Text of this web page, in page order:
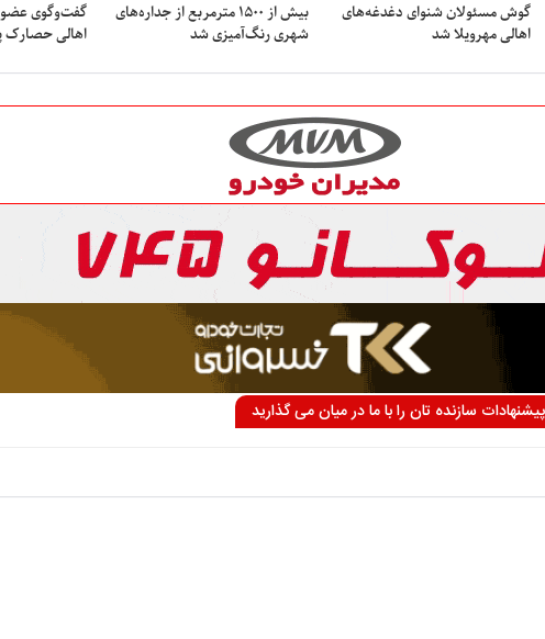
گوش مسئولان شنوای دغدغه‎‌های
اهالی مهرویلا شد
بیش از ۱۵۰۰ مترمربع از جداره‌های
شهری رنگ‌آمیزی شد
گفت‌وگوی عضو
اهالی حصارک
سازنده تان را با ما در میان می گذارید